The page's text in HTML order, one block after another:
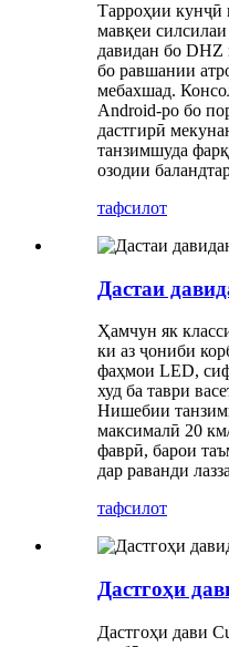
Тарроҳии кунҷӣ
мавқеи
давидан бо DHZ
бо равшании
мебахшад.
Android-ро бо
дастгирӣ
танзимшуда
озодии
тафсилот
Дастаи
Ҳамчун як
ки аз ҷониби
фаҳмои LED,
худ ба таври
Нишебии
максималӣ 20
фаврӣ, барои
дар раванди
тафсилот
Дастгоҳи
Дастгоҳи дави